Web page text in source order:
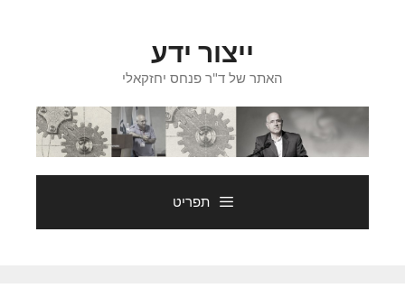
ייצור ידע
האתר של ד"ר פנחס יחזקאלי
תפריט